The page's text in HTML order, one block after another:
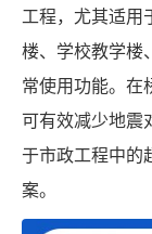
工程，尤其适用
楼、学校教学楼
常使用功能。在
可有效减少地震
于市政工程中的
案。